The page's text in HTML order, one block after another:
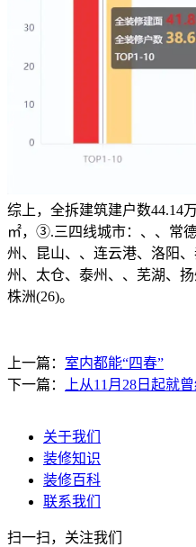
综上，全拆建筑建户数44.14
㎡，③.三四线城市：、、常
州、昆山、、连云港、洛阳
州、太仓、泰州、、芜湖、
株洲(26)。
上一篇： 室内都能“四春”
下一篇：
上从11月28日起就
关于我们
装修知识
装修百科
联系我们
扫一扫，关注我们